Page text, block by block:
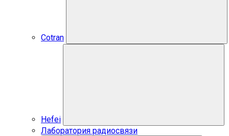
Cotran
Hefei
Лаборатория радиосвязи